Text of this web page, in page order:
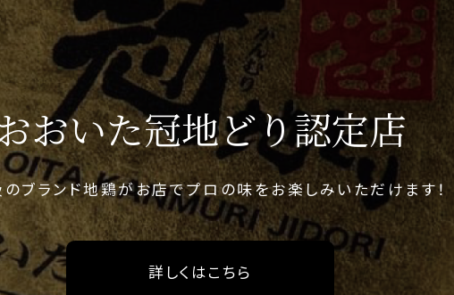
おいた冠地どり認定店
ブランド地鶏がお店でプロの味をお楽しみいただけます！
詳しくはこちら